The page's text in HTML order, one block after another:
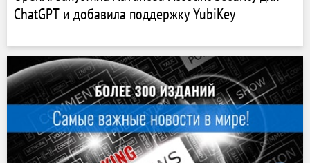
ChatGPT и добавила поддержку YubiKey